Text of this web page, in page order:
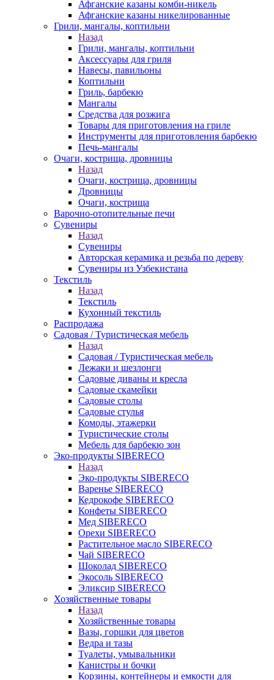
Афганские казаны комби-никель
Афганские казаны никелированные
Грили, мангалы, коптильни
Назад
Грили, мангалы, коптильни
Аксессуары для гриля
Навесы, павильоны
Коптильни
Гриль, барбекю
Мангалы
Средства для розжига
Товары для приготовления на гриле
Инструменты для приготовления барбекю
Печь-мангалы
Очаги, кострища, дровницы
Назад
Очаги, кострища, дровницы
Дровницы
Очаги, кострища
Варочно-отопительные печи
Сувениры
Назад
Сувениры
Авторская керамика и резьба по дереву
Сувениры из Узбекистана
Текстиль
Назад
Текстиль
Кухонный текстиль
Распродажа
Садовая / Туристическая мебель
Назад
Садовая / Туристическая мебель
Лежаки и шезлонги
Садовые диваны и кресла
Садовые скамейки
Садовые столы
Садовые стулья
Комоды, этажерки
Туристические столы
Мебель для барбекю зон
Эко-продукты SIBERECO
Назад
Эко-продукты SIBERECO
Варенье SIBERECO
Кедрокофе SIBERECO
Конфеты SIBERECO
Мед SIBERECO
Орехи SIBERECO
Растительное масло SIBERECO
Чай SIBERECO
Шоколад SIBERECO
Экосоль SIBERECO
Эликсир SIBERECO
Хозяйственные товары
Назад
Хозяйственные товары
Вазы, горшки для цветов
Ведра и тазы
Туалеты, умывальники
Канистры и бочки
Корзины, контейнеры и емкости для